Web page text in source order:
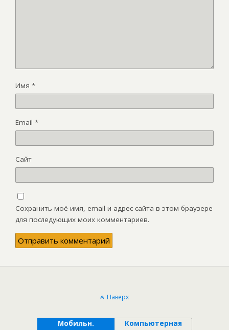
Имя *
Email *
Сайт
Сохранить моё имя, email и адрес сайта в этом браузере
для последующих моих комментариев.
Наверх
Мобильн. Компьютерная